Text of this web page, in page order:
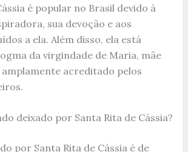
é popular no Brasil devido à
sua devoção e aos
a ela. Além disso, ela está
da virgindade de Maria, mãe
amplamente acreditado pelos
deixado por Santa Rita de Cássia?
por Santa Rita de Cássia é de